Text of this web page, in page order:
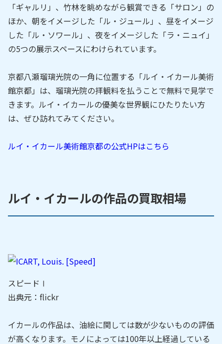
「ギャルリ」、竹林を眺めながら観賞できる「サロン」の
ほか、朝をイメージした「ル・ジュール」、昼をイメージ
した「ル・ソワール」、夜をイメージした「ラ・ニュイ」
の5つの展示スペースにわけられています。
京都八瀬瑠璃光院の一角に位置する「ルイ・イカール美術
館京都」は、瑠璃光院の拝観料を払うことで無料で見学で
きます。ルイ・イカールの優美な世界観にひたりたい方
は、ぜひ訪れてみてください。
ルイ・イカール美術館京都の公式HPはこちら
ルイ・イカールの作品の買取相場
スピードⅠ
出典元：flickr
イカールの作品は、油絵に関しては数が少ないものの評価
が高くなります。モノによっては100年以上経過している